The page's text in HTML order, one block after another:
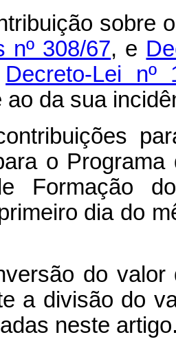
sobre
nº 308/67, e
Decreto-Lei nº
ao da sua
o
Formação
dia do
do
a divisão do
neste